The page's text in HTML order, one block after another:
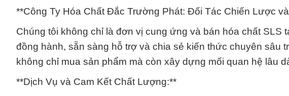
**Công Ty Hóa Chất Đắc Trường Phát: Đối Tác Chiến Lược
Chúng tôi không chỉ là đơn vị cung ứng và bán hóa chất SLS
đồng hành, sẵn sàng hỗ trợ và chia sẻ kiến thức chuyên sâu
không chỉ mua sản phẩm mà còn xây dựng mối quan hệ lâu
**Dịch Vụ và Cam Kết Chất Lượng:**